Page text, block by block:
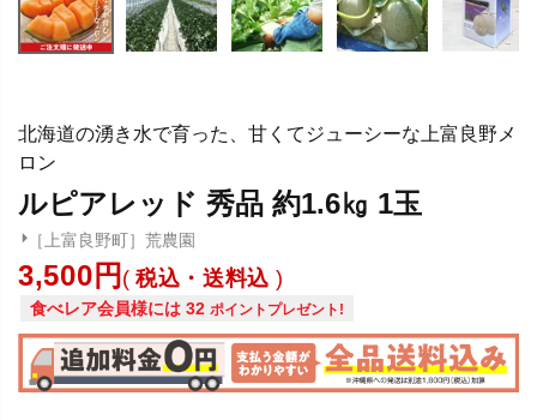
北海道の湧き水で育った、甘くてジューシーな上富良野メ
ロン
ルピアレッド 秀品 約1.6㎏ 1玉
［上富良野町］荒農園
3,500 税込・送料込
食べレア会員様には 32 ポイントプレゼント!